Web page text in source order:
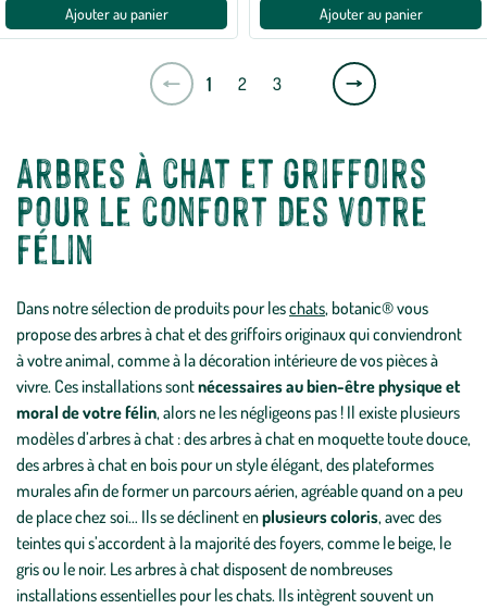
Ajouter au panier
Ajouter au panier
1 2 3
Page
suivante
Arbres à chat et griffoirs
pour le confort des votre
félin
Dans notre sélection de produits pour leschats, botanic® vous
propose des arbres à chat et des griffoirs originaux qui conviendront
à votre animal, comme à la décoration intérieure de vos pièces à
vivre. Ces installations sontnécessaires au bien-être physique et
moral de votre félin, alors ne les négligeons pas ! Il existe plusieurs
modèles d’arbres à chat : des arbres à chat en moquette toute douce,
des arbres à chat en bois pour un style élégant, des plateformes
murales afin de former un parcours aérien, agréable quand on a peu
de place chez soi… Ils se déclinent enplusieurs coloris, avec des
teintes qui s’accordent à la majorité des foyers, comme le beige, le
gris ou le noir. Les arbres à chat disposent de nombreuses
installations essentielles pour les chats. Ils intègrent souvent un